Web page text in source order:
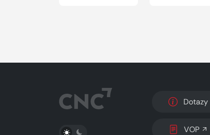
PŘEPNOUT SVĚTLÝ/TMAVÝ REŽIM
Dotazy
VOP